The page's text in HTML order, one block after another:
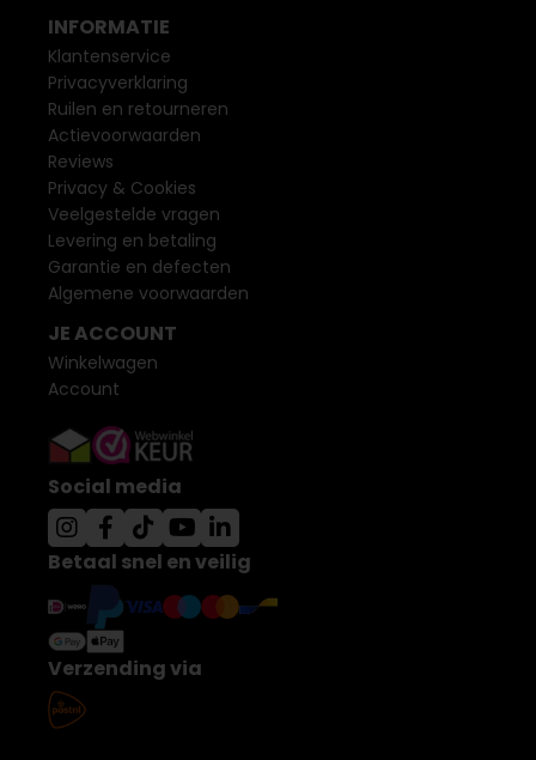
INFORMATIE
Klantenservice
Privacyverklaring
Ruilen en retourneren
Actievoorwaarden
Reviews
Privacy & Cookies
Veelgestelde vragen
Levering en betaling
Garantie en defecten
Algemene voorwaarden
JE ACCOUNT
Winkelwagen
Account
Social media
Betaal snel en veilig
Verzending via